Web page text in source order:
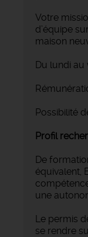
Votre
d’équipe
maison
Du lundi au
Possibilité
Profil
De
équivalent,
une
Le permis
se rendre